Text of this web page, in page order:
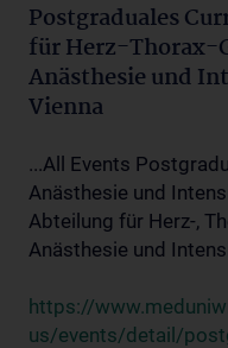
Postgraduales
für Herz-Thorax-
Anästhesie und
Vienna
...All Events
Anästhesie und
Abteilung für Herz-,
Anästhesie und
https://
us/events/detail/